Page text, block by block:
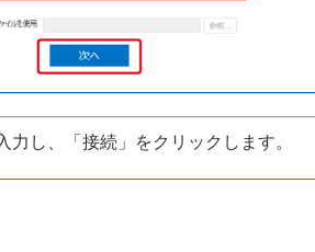
力し、「接続」をクリックします。